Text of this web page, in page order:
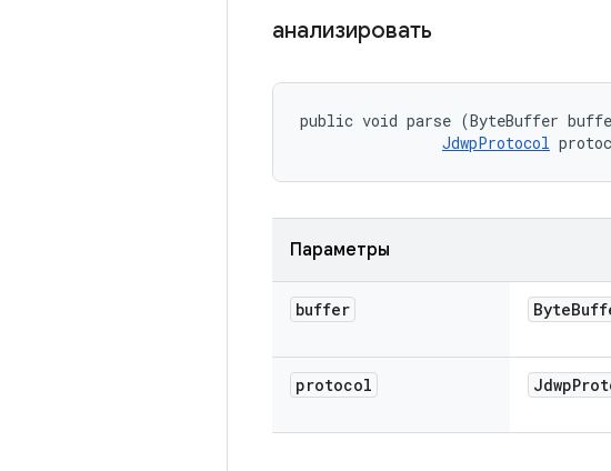
анализировать
public void parse (ByteBuffer
JdwpProtocol
Параметры
buffer Byte
protocol Jdwp